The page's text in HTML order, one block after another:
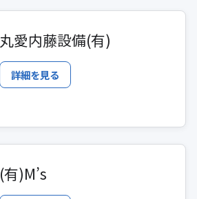
丸愛内藤設備(有)
詳細を見る
(有)M’s